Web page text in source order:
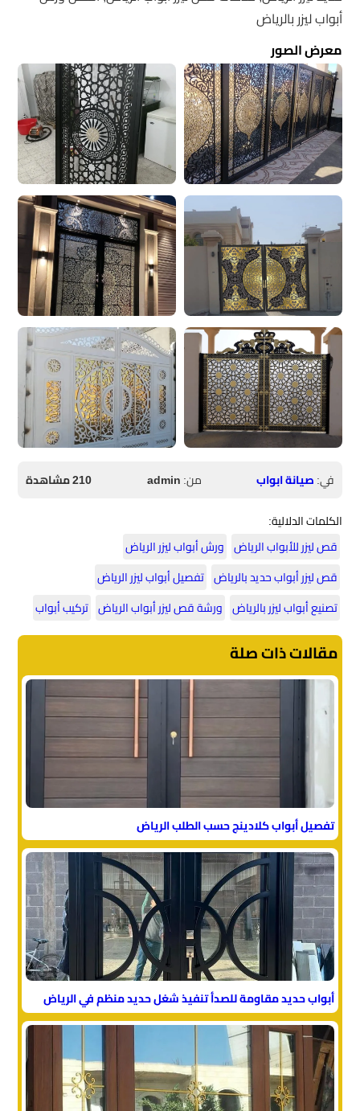
أبواب ليزر بالرياض
معرض الصور
في:صيانة ابواب من:admin
210 مشاهدة
الكلمات الدلالية:
قص ليزر للأبواب الرياض ورش أبواب ليزر الرياض
قص ليزر أبواب حديد بالرياض تفصيل أبواب ليزر الرياض
تصنيع أبواب ليزر بالرياض ورشة قص ليزر أبواب الرياض تركيب أبواب
مقالات ذات صلة
تفصيل أبواب كلادينج حسب الطلب الرياض
أبواب حديد مقاومة للصدأ تنفيذ شغل حديد منظم في الرياض